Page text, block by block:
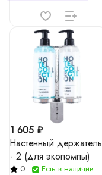
1 605 ₽
Настенный держатель
- 2 (для экопомпы)
0 Есть в наличии